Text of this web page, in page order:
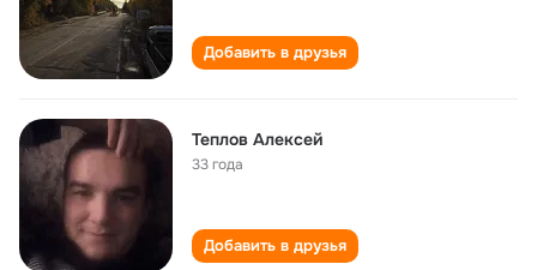
Добавить в друзья
Теплов Алексей
33 года
Добавить в друзья